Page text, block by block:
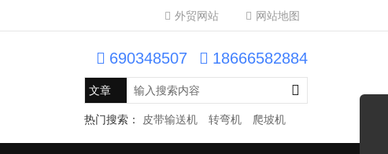
外贸网站 网站地图
690348507 18666582884
热门搜索： 皮带输送机 转弯机 爬坡机